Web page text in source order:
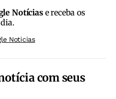
Notíciase receba os
Noticias
com seus